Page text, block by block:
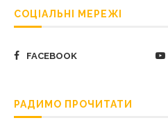
СОЦІАЛЬНІ МЕРЕЖІ
FACEBOOK
РАДИМО ПРОЧИТАТИ